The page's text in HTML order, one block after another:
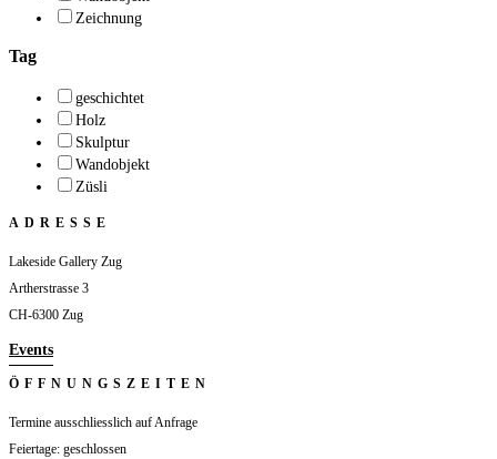
Zeichnung
Tag
geschichtet
Holz
Skulptur
Wandobjekt
Züsli
ADRESSE
Lakeside Gallery Zug
Artherstrasse 3
CH-6300 Zug
Events
ÖFFNUNGSZEITEN
Termine ausschliesslich auf Anfrage
Feiertage: geschlossen